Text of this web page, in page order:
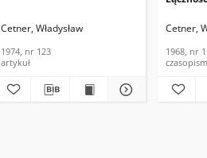
Cetner, Władysław
1974, nr 123
artykuł
Cetner,
1968, nr